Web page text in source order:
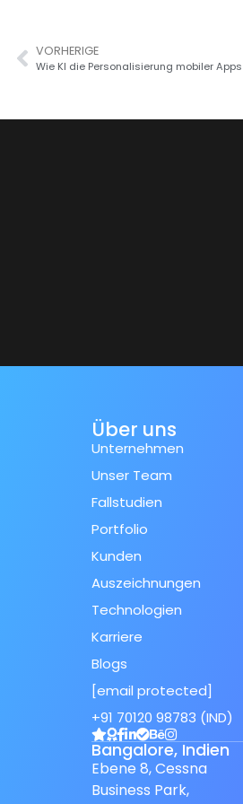
VORHERIGE
Wie KI die Personalisierung mobiler
Über uns
Unternehmen
Unser Team
Fallstudien
Portfolio
Kunden
Auszeichnungen
Technologien
Karriere
Blogs
[email protected]
+91 70120 98783 (IND)
Bangalore, Indien
Ebene 8, Cessna
Business Park,
Swedish
Finnish
Spanish (Spain)